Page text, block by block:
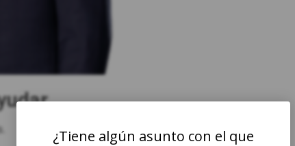
¿Tiene algún asunto con el que